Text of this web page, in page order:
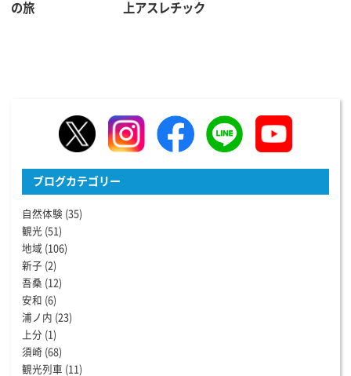
の旅
上アスレチック
ブログカテゴリー
自然体験 (35)
観光 (51)
地域 (106)
新子 (2)
吾桑 (12)
安和 (6)
浦ノ内 (23)
上分 (1)
須崎 (68)
観光列車 (11)